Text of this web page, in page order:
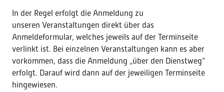
In der Regel erfolgt die Anmeldung zu
unseren Veranstaltungen direkt über das
Anmeldeformular, welches jeweils auf der Terminseite
verlinkt ist. Bei einzelnen Veranstaltungen kann es aber
vorkommen, dass die Anmeldung „über den Dienstweg“
erfolgt. Darauf wird dann auf der jeweiligen Terminseite
hingewiesen.